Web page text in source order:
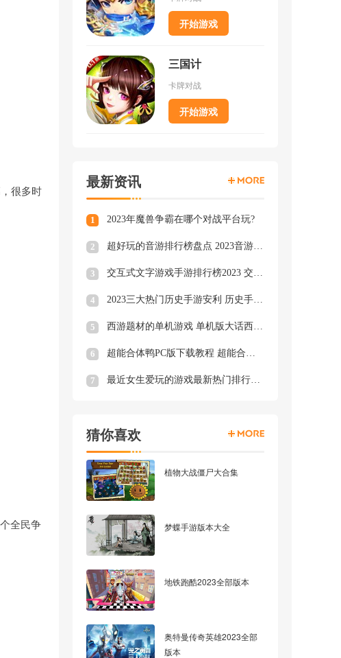
很多时
全民争
开始游戏
三国计
卡牌对战
开始游戏
最新资讯
1 2023年魔兽争霸在哪个对战平台玩?
2 超好玩的音游排行榜盘点 2023音游排行榜TOP3
3 交互式文字游戏手游排行榜2023 交互式文字手游大全
4 2023三大热门历史手游安利 历史手游类型游戏大合集
5 西游题材的单机游戏 单机版大话西游下载
6 超能合体鸭PC版下载教程 超能合体鸭最新PC版模拟器下载安装
7 最近女生爱玩的游戏最新热门排行榜 最近女生爱玩的游戏推荐
猜你喜欢
植物大战僵尸大合集
梦蝶手游版本大全
地铁跑酷2023全部版本
奥特曼传奇英雄2023全部
版本